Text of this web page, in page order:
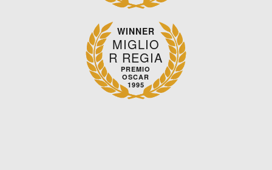
WINNER
MIGLIO
R REGIA
PREMIO
OSCAR
1995